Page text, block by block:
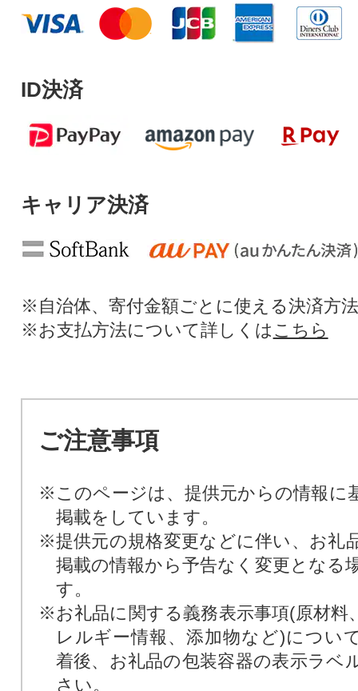
ID決済
キャリア決済
※自治体、寄付金額ごとに使える決済方
※お支払方法について詳しくは こちら
ご注意事項
※このページは、提供元からの情報に
掲載をしています。
※提供元の規格変更などに伴い、お礼
掲載の情報から予告なく変更となる
す。
※お礼品に関する義務表示事項(原材料
レルギー情報、添加物など)につい
着後、お礼品の包装容器の表示ラベ
さい。